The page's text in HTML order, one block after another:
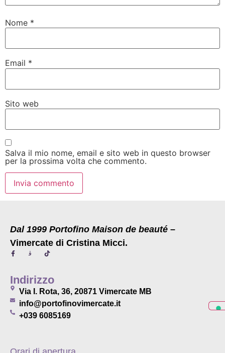
Nome *
Email *
Sito web
Salva il mio nome, email e sito web in questo browser
per la prossima volta che commento.
Dal 1999 Portofino Maison de beauté –
Vimercate di Cristina Micci.
Indirizzo
Via I. Rota, 36, 20871 Vimercate MB
info@portofinovimercate.it
+039 6085169